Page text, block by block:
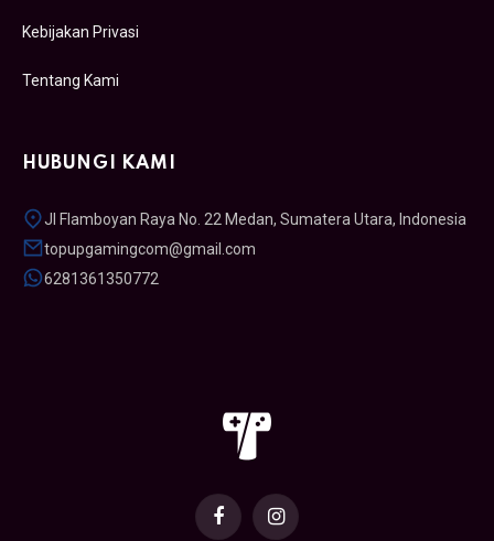
Kebijakan Privasi
Tentang Kami
HUBUNGI KAMI
Jl Flamboyan Raya No. 22 Medan, Sumatera Utara, Indonesia
topupgamingcom@gmail.com
6281361350772
FacebookInstagram